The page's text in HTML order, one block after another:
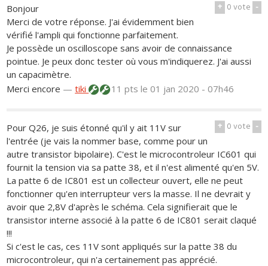
+ 0vote -
Bonjour
Merci de votre réponse. J'ai évidemment bien
vérifié l'ampli qui fonctionne parfaitement.
Je possède un oscilloscope sans avoir de connaissance
pointue. Je peux donc tester où vous m'indiquerez. J'ai aussi
un capacimètre.
Merci encore —tiki 11 ptsle 01 jan 2020 - 07h46
+ 0vote -
Pour Q26, je suis étonné qu'il y ait 11V sur
l'entrée (je vais la nommer base, comme pour un
autre transistor bipolaire). C'est le microcontroleur IC601 qui
fournit la tension via sa patte 38, et il n'est alimenté qu'en 5V.
La patte 6 de IC801 est un collecteur ouvert, elle ne peut
fonctionner qu'en interrupteur vers la masse. Il ne devrait y
avoir que 2,8V d'après le schéma. Cela signifierait que le
transistor interne associé à la patte 6 de IC801 serait claqué
!!!
Si c'est le cas, ces 11V sont appliqués sur la patte 38 du
microcontroleur, qui n'a certainement pas apprécié.